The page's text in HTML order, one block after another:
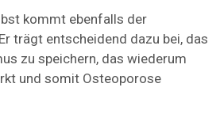
kommt ebenfalls der
trägt entscheidend dazu bei, das
zu speichern, das wiederum
und somit Osteoporose